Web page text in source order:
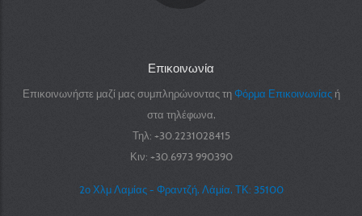
Επικοινωνία
Επικοινωνήστε μαζί μας συμπληρώνοντας τη Φόρμα Επικοινωνίας ή
στα τηλέφωνα,
Τηλ: +30.2231028415
Κιν: +30.6973 990390
2ο Χλμ Λαμίας - Φραντζή, Λάμία, ΤΚ: 35100